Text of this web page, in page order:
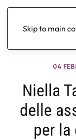
Skip to main
04
Niella
delle
per